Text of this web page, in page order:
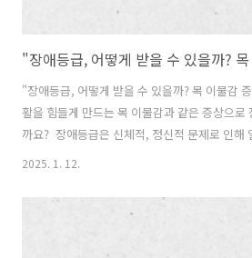
"장애등급, 어떻게 받을 수 있을까? 목 이물감
활을 힘들게 만드는 목 이물감과 같은 증상으로
까요? 장애등급은 신체적, 정신적 문제로 인해
에 지속적인 어려움이 있는 경우 받을 수 있습니
보겠습니다. 1. 장애등급, 누구나 받을 수 있을
정신적 장애로 인해 일상생활에 심각한 어려움
2025. 1. 12.